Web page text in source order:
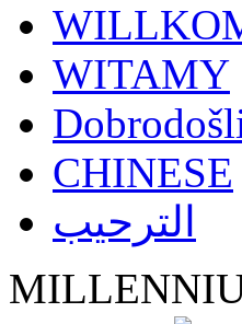
WITAMY
CHINESE
الترحيب